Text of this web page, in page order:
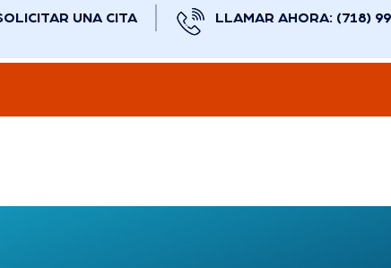
UNA CITA LLAMAR AHORA: (718)